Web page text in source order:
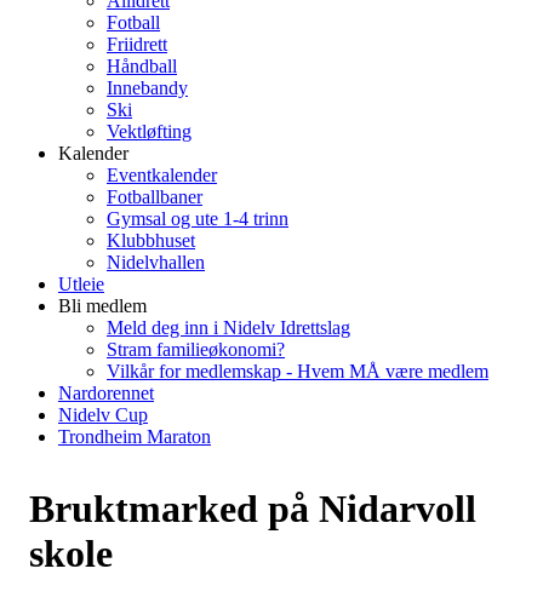
Fotball
Friidrett
Håndball
Innebandy
Ski
Vektløfting
Kalender
Eventkalender
Fotballbaner
Gymsal og ute 1-4 trinn
Klubbhuset
Nidelvhallen
Utleie
Bli medlem
Meld deg inn i Nidelv Idrettslag
Stram familieøkonomi?
Vilkår for medlemskap - Hvem MÅ være medlem
Nardorennet
Nidelv Cup
Trondheim Maraton
Bruktmarked på Nidarvoll
skole